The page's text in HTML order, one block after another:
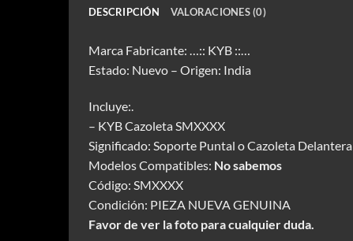
DESCRIPCIÓN VALORACIONES (0)
Marca Fabricante: …:: KYB ::…
Estado: Nuevo – Origen: India
Incluye:.
– KYB Cazoleta SMXXXX
Significado: Soporte Puntal o Cazoleta
Modelos Compatibles: No sabemos
Código: SMXXXX
Condición: PIEZA NUEVA GENUINA
Favor de ver la foto para cualquier duda.